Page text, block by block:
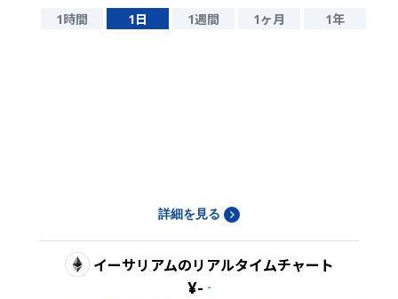
1時間 1日 1週間 1ヶ月 1年
詳細を見る
イーサリアムのリアルタイムチャート
¥- -